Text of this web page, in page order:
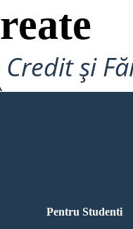
și
Pentru Studenti